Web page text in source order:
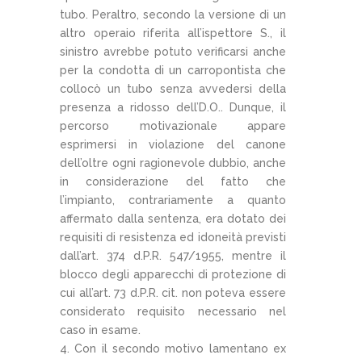
tubo. Peraltro, secondo la versione di un
altro operaio riferita all’ispettore S., il
sinistro avrebbe potuto verificarsi anche
per la condotta di un carropontista che
collocò un tubo senza avvedersi della
presenza a ridosso dell’D.O.. Dunque, il
percorso motivazionale appare
esprimersi in violazione del canone
dell’oltre ogni ragionevole dubbio, anche
in considerazione del fatto che
l’impianto, contrariamente a quanto
affermato dalla sentenza, era dotato dei
requisiti di resistenza ed idoneità previsti
dall’art. 374 d.P.R. 547/1955, mentre il
blocco degli apparecchi di protezione di
cui all’art. 73 d.P.R. cit. non poteva essere
considerato requisito necessario nel
caso in esame.
4. Con il secondo motivo lamentano ex